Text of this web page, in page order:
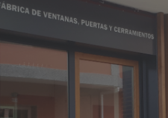
Skip to